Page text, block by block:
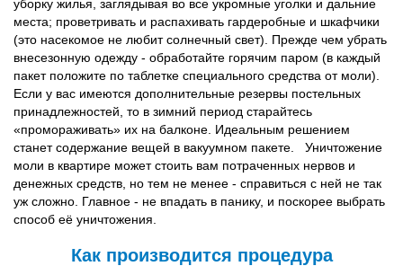
уборку жилья, заглядывая во все укромные уголки и дальние
места; проветривать и распахивать гардеробные и шкафчики
(это насекомое не любит солнечный свет). Прежде чем убрать
внесезонную одежду - обработайте горячим паром (в каждый
пакет положите по таблетке специального средства от моли).
Если у вас имеются дополнительные резервы постельных
принадлежностей, то в зимний период старайтесь
«промораживать» их на балконе. Идеальным решением
станет содержание вещей в вакуумном пакете. Уничтожение
моли в квартире может стоить вам потраченных нервов и
денежных средств, но тем не менее - справиться с ней не так
уж сложно. Главное - не впадать в панику, и поскорее выбрать
способ её уничтожения.
Как производится процедура